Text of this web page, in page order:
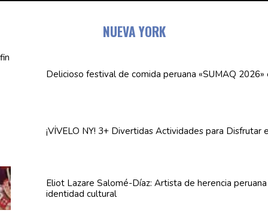
NUEVA YORK
Delicioso festival de comida peruana «SUMAQ
¡VÍVELO NY! 3+ Divertidas Actividadespara Disfrutar
Eliot Lazare Salomé-Díaz: Artista de herencia
identidad cultural